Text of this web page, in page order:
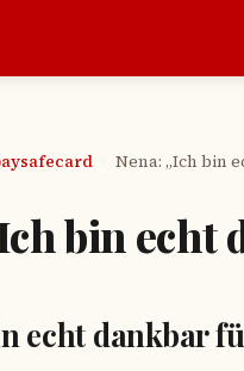
Nena: „Ich bin
bin echt
echt dankbar